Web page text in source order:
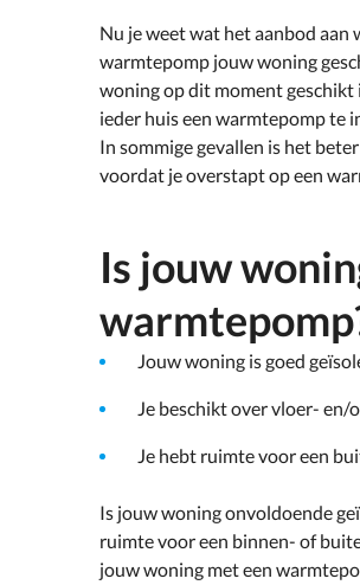
Nu je weet wat het aanbod aan
warmtepomp jouw woning
woning op dit moment geschikt
ieder huis een warmtepomp te
In sommige gevallen is het
voordat je overstapt op een
Is jouw
Jouw woning is goed
Je beschikt over vloer-
Je hebt ruimte voor een
Is jouw woning onvoldoende
ruimte voor een binnen- of
jouw woning met een